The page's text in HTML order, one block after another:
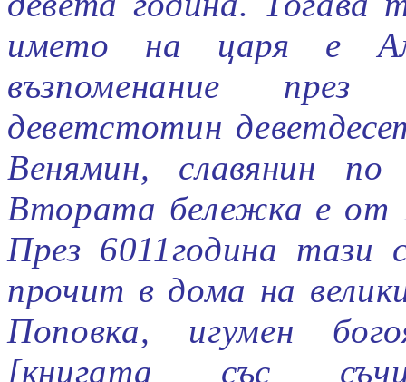
името на царя е
възпоменание
деветстотин
Венямин, славянин
Втората бележка е от
През 6011година тази
прочит в дома на
Поповка, игумен
[книгата със